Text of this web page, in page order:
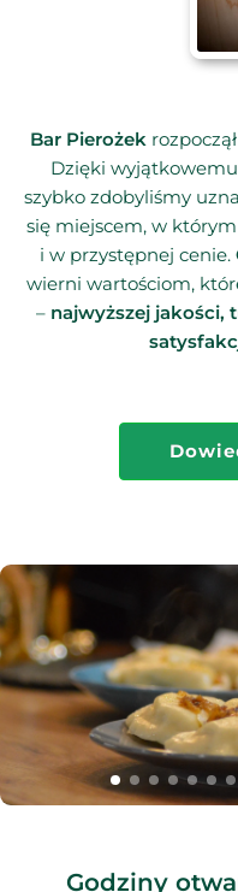
Godziny
Bar Pierożek
Dzięki
szybko zdobyliśmy
się miejscem, w
i w przystępnej cenie.
wierni wartościom,
– najwyższej jakości,